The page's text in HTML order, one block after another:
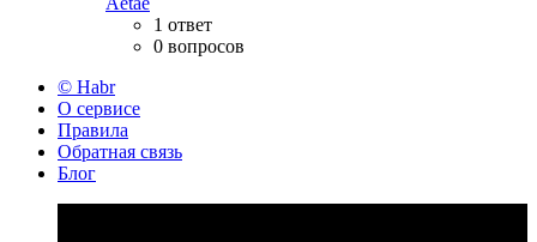
1 ответ
0 вопросов
© Habr
О сервисе
Правила
Обратная связь
Блог